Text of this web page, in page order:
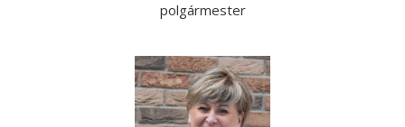
polgármester